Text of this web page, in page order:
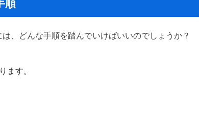
順
、どんな手順を踏んでいけばいいのでしょうか？
ます。